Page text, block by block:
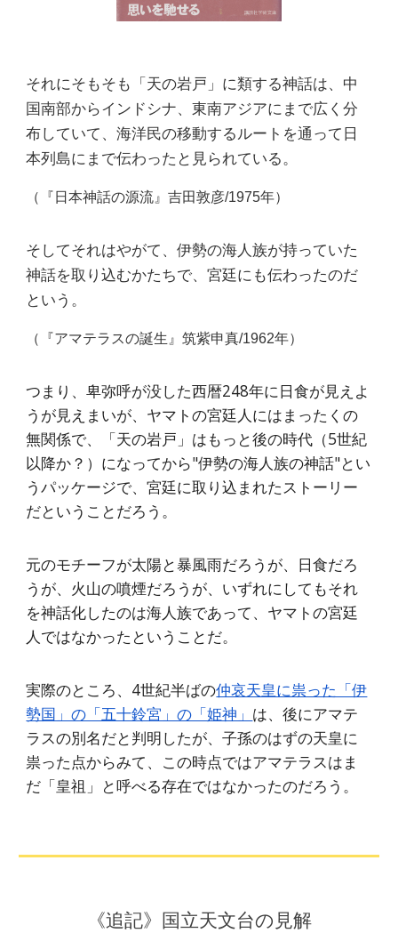
それにそもそも「天の岩戸」に類する神話は、中
国南部からインドシナ、東南アジアにまで広く分
布していて、海洋民の移動するルートを通って日
本列島にまで伝わったと見られている。
（ 『日本神話の源流』吉田敦彦/1975年）
そしてそれはやがて、伊勢の海人族が持っていた
神話を取り込むかたちで、宮廷にも伝わったのだ
という。
（ 『アマテラスの誕生』筑紫申真/1962年）
つまり、卑弥呼が没した西暦248年に日食が見えよ
うが見えまいが、ヤマトの宮廷人にはまったくの
無関係で、「天の岩戸」はもっと後の時代（5世紀
以降か？）になってから"伊勢の海人族の神話"とい
うパッケージで、宮廷に取り込まれたストーリー
だということだろう。
元のモチーフが太陽と暴風雨だろうが、日食だろ
うが、火山の噴煙だろうが、いずれにしてもそれ
を神話化したのは海人族であって、ヤマトの宮廷
人ではなかったということだ。
実際のところ、4世紀半ばの仲哀天皇に祟った「伊
勢国」の「五十鈴宮」の「姫神」 は、後にアマテ
ラスの別名だと判明したが、子孫のはずの天皇に
祟った点からみて、この時点ではアマテラスはま
だ「皇祖」と呼べる存在ではなかったのだろう。
《追記》国立天文台の見解